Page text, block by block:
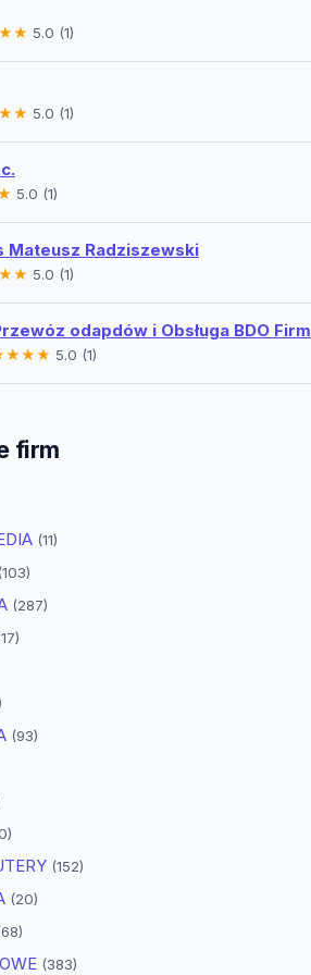
5.0 (1)
5.0 (1)
5.0 (1)
Mateusz Radziszewski
5.0 (1)
odapdów i Obsługa BDO Firm
5.0 (1)
firm
(11)
(287)
(93)
(152)
(20)
(383)